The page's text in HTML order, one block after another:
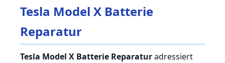
Tesla Model X Batterie
Reparatur
Tesla Model X Batterie Reparaturadressiert